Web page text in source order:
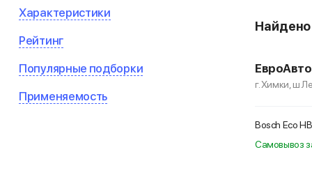
Характеристики
Рейтинг
Популярные подборки
Применяемость
Найдено
ЕвроАвто
г. Химки, ш
Bosch Eco
Самовывоз